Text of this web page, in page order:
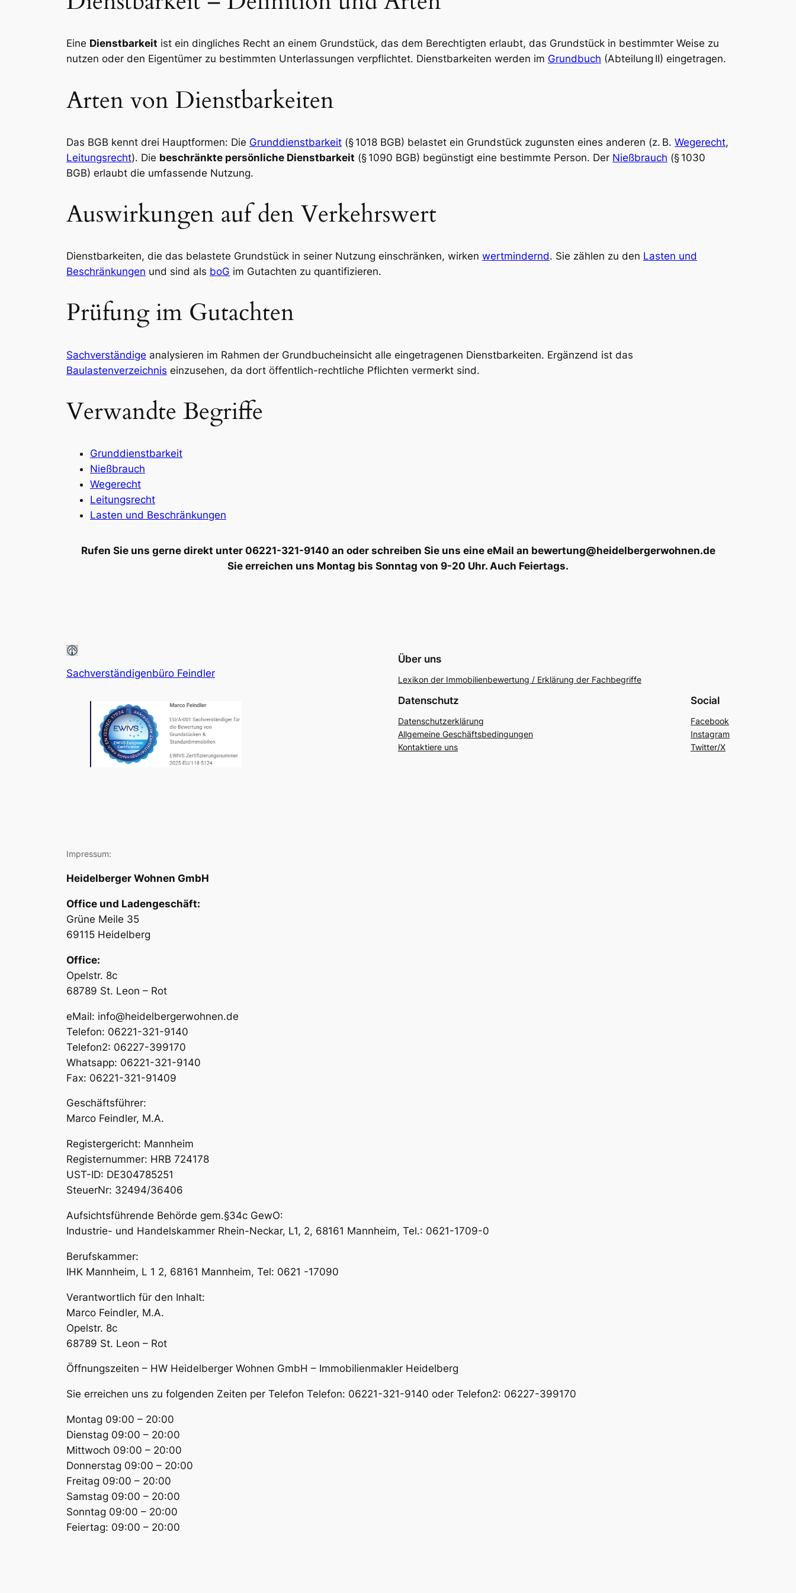
Eine Dienstbarkeit ist ein dingliches Recht an einem Grundstück, das dem Berechtigten erlaubt, das Grundstück in bestimmter Weise zu
nutzen oder den Eigentümer zu bestimmten Unterlassungen verpflichtet. Dienstbarkeiten werden im Grundbuch (Abteilung II) eingetragen.
Arten von Dienstbarkeiten
Das BGB kennt drei Hauptformen: Die Grunddienstbarkeit (§ 1018 BGB) belastet ein Grundstück zugunsten eines anderen (z. B. Wegerecht,
Leitungsrecht). Die beschränkte persönliche Dienstbarkeit (§ 1090 BGB) begünstigt eine bestimmte Person. Der Nießbrauch (§ 1030
BGB) erlaubt die umfassende Nutzung.
Auswirkungen auf den Verkehrswert
Dienstbarkeiten, die das belastete Grundstück in seiner Nutzung einschränken, wirken wertmindernd. Sie zählen zu den Lasten und
Beschränkungen und sind als boG im Gutachten zu quantifizieren.
Prüfung im Gutachten
Sachverständige analysieren im Rahmen der Grundbucheinsicht alle eingetragenen Dienstbarkeiten. Ergänzend ist das
Baulastenverzeichnis einzusehen, da dort öffentlich-rechtliche Pflichten vermerkt sind.
Verwandte Begriffe
Grunddienstbarkeit
Nießbrauch
Wegerecht
Leitungsrecht
Lasten und Beschränkungen
Rufen Sie uns gerne direkt unter 06221-321-9140 an oder schreiben Sie uns eine eMail an bewertung@heidelbergerwohnen.de
Sie erreichen uns Montag bis Sonntag von 9-20 Uhr. Auch Feiertags.
Sachverständigenbüro Feindler
Über uns
Lexikon der Immobilienbewertung / Erklärung der Fachbegriffe
Datenschutz
Datenschutzerklärung
Allgemeine Geschäftsbedingungen
Kontaktiere uns
Social
Facebook
Instagram
Twitter/X
Impressum:
Heidelberger Wohnen GmbH
Office und Ladengeschäft:
Grüne Meile 35
69115 Heidelberg
Office:
Opelstr. 8c
68789 St. Leon – Rot
eMail: info@heidelbergerwohnen.de
Telefon: 06221-321-9140
Telefon2: 06227-399170
Whatsapp: 06221-321-9140
Fax: 06221-321-91409
Geschäftsführer:
Marco Feindler, M.A.
Registergericht: Mannheim
Registernummer: HRB 724178
UST-ID: DE304785251
SteuerNr: 32494/36406
Aufsichtsführende Behörde gem.§34c GewO:
Industrie- und Handelskammer Rhein-Neckar, L1, 2, 68161 Mannheim, Tel.: 0621-1709-0
Berufskammer:
IHK Mannheim, L 1 2, 68161 Mannheim, Tel: 0621 -17090
Verantwortlich für den Inhalt:
Marco Feindler, M.A.
Opelstr. 8c
68789 St. Leon – Rot
Öffnungszeiten – HW Heidelberger Wohnen GmbH – Immobilienmakler Heidelberg
Sie erreichen uns zu folgenden Zeiten per Telefon Telefon: 06221-321-9140 oder Telefon2: 06227-399170
Montag 09:00 – 20:00
Dienstag 09:00 – 20:00
Mittwoch 09:00 – 20:00
Donnerstag 09:00 – 20:00
Freitag 09:00 – 20:00
Samstag 09:00 – 20:00
Sonntag 09:00 – 20:00
Feiertag: 09:00 – 20:00